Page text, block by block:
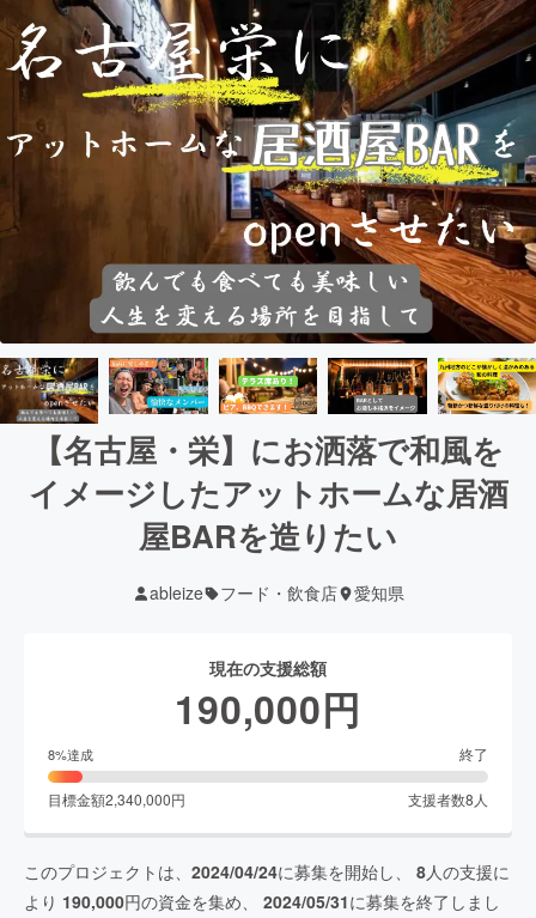
【名古屋・栄】にお洒落で和風を
イメージしたアットホームな居酒
屋BARを造りたい
ableize フード・飲食店 愛知県
現在の支援総額
190,000円
8%達成 終了
目標金額2,340,000円 支援者数8 人
このプロジェクトは、 2024/04/24に募集を開始し、 8人の支援に
より 190,000円の資金を集め、 2024/05/31に募集を終了しまし